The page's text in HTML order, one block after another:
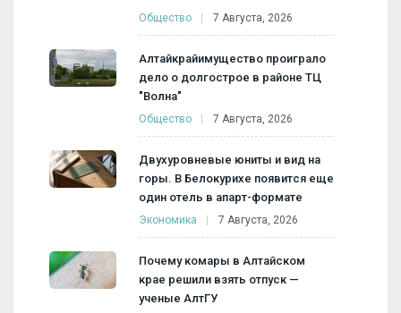
Общество 7 Августа, 2026
Алтайкрайимущество проиграло
дело о долгострое в районе ТЦ
"Волна"
Общество 7 Августа, 2026
Двухуровневые юниты и вид на
горы. В Белокурихе появится еще
один отель в апарт-формате
Экономика 7 Августа, 2026
Почему комары в Алтайском
крае решили взять отпуск —
ученые АлтГУ